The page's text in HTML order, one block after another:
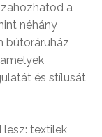
a
néhány
bútoráruház
és stílusát
textilek,